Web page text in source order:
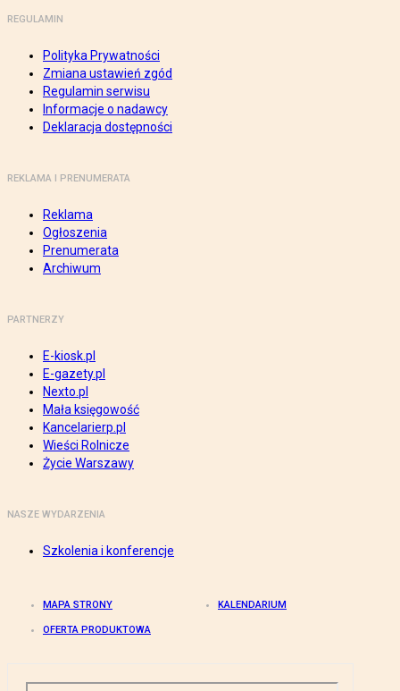
REGULAMIN
Polityka Prywatności
Zmiana ustawień zgód
Regulamin serwisu
Informacje o nadawcy
Deklaracja dostępności
REKLAMA I PRENUMERATA
Reklama
Ogłoszenia
Prenumerata
Archiwum
PARTNERZY
E-kiosk.pl
E-gazety.pl
Nexto.pl
Mała księgowość
Kancelarierp.pl
Wieści Rolnicze
Życie Warszawy
NASZE WYDARZENIA
Szkolenia i konferencje
MAPA STRONY KALENDARIUM
OFERTA PRODUKTOWA